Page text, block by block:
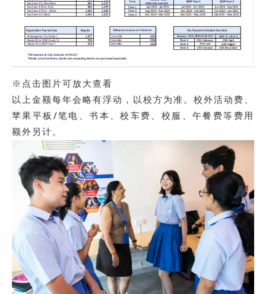
※点击图片可放大查看
以上金额每年会略有浮动，以校方为准。校外活动费、
苹果平板/笔电、书本、校车费、校服、午餐费等费用
额外另计。